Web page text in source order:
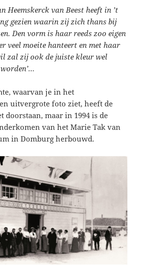
Heemskerck van Beest heeft in ’t
gezien waarin zij zich thans bij
Den vorm is haar reeds zoo eigen
veel moeite hanteert en met haar
zal zij ook de juiste kleur wel
waarvan je in het
uitvergrote foto ziet, heeft de
doorstaan, maar in 1994 is de
van het Marie Tak van
in Domburg herbouwd.